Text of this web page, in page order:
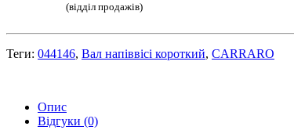
(відділ продажів)
Теги: 044146, Вал напіввісі короткий, CARRARO
Опис
Відгуки (0)